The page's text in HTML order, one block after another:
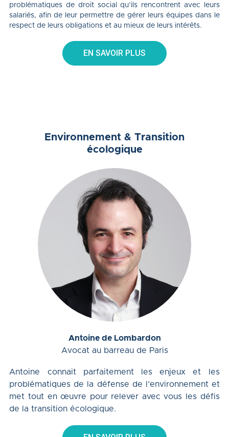
problématiques de droit social qu’ils rencontrent avec leurs
salariés, afin de leur permettre de gérer leurs équipes dans le
respect de leurs obligations et au mieux de leurs intérêts.
EN SAVOIR PLUS
Environnement & Transition
écologique
Antoine de Lombardon
Avocat au barreau de Paris
Antoine connait parfaitement les enjeux et les
problématiques de la défense de l’environnement et
met tout en œuvre pour relever avec vous les défis
de la transition écologique.